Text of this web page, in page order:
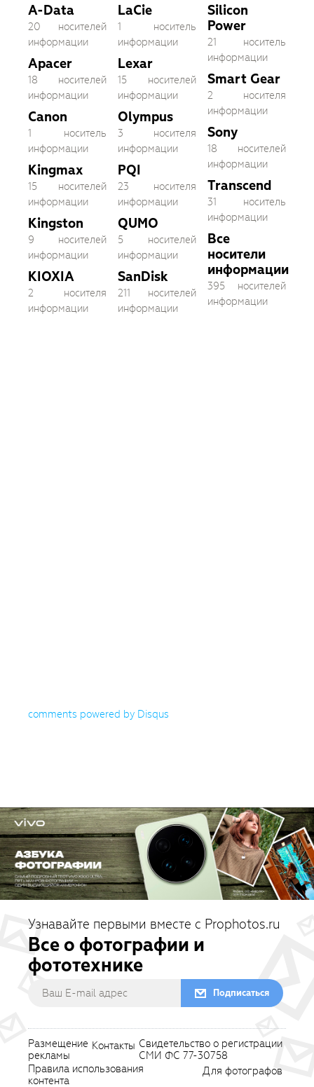
A-Data
20 носителей
информации
Apacer
18 носителей
информации
Canon
1 носитель
информации
Kingmax
15 носителей
информации
Kingston
9 носителей
информации
KIOXIA
2 носителя
информации
LaCie
1 носитель
информации
Lexar
15 носителей
информации
Olympus
3 носителя
информации
PQI
23 носителя
информации
QUMO
5 носителей
информации
SanDisk
211 носителей
информации
Silicon
Power
21 носитель
информации
Smart Gear
2 носителя
информации
Sony
18 носителей
информации
Transcend
31 носитель
информации
Все
носители
информации
395 носителей
информации
comments powered by Disqus
Узнавайте первыми вместе с Prophotos.ru
Все о фотографии и
фототехнике
Подписаться
Размещение
рекламы
Контакты Свидетельство о регистрации
СМИ ФС 77-30758
Правила использования
контента
Для фотографов